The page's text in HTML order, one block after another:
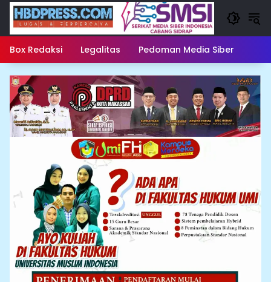
Langsung
konten
Box Redaksi Legalitas Pedoman Media Siber